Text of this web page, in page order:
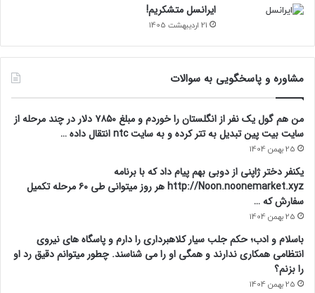
ایرانسل متشکریم!
21 اردیبهشت 1405
مشاوره و پاسخگویی به سوالات
من هم گول یک نفر از انگلستان را خوردم و مبلغ ۷۸۵۰ دلار در چند مرحله از
سایت بیت پین تبدیل به تتر کرده و به سایت ntc انتقال داده …
25 بهمن 1404
یکنفر دختر ژاپنی از دوبی بهم پیام داد که با برنامه
http://Noon.noonemarket.xyz هر روز میتوانی طی ۶۰ مرحله تکمیل
سفارش که …
25 بهمن 1404
باسلام و ادب؛ حکم جلب سیار کلاهبرداری را دارم و پاسگاه های نیروی
انتظامی همکاری ندارند و همگی او را می شناسند. چطور میتوانم دقیق رد او
را بزنم؟
25 بهمن 1404